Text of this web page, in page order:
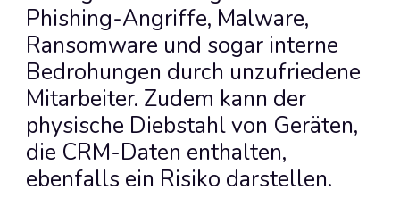
Phishing-Angriffe, Malware,
Ransomware und sogar interne
Bedrohungen durch unzufriedene
Mitarbeiter. Zudem kann der
physische Diebstahl von Geräten,
die CRM-Daten enthalten,
ebenfalls ein Risiko darstellen.